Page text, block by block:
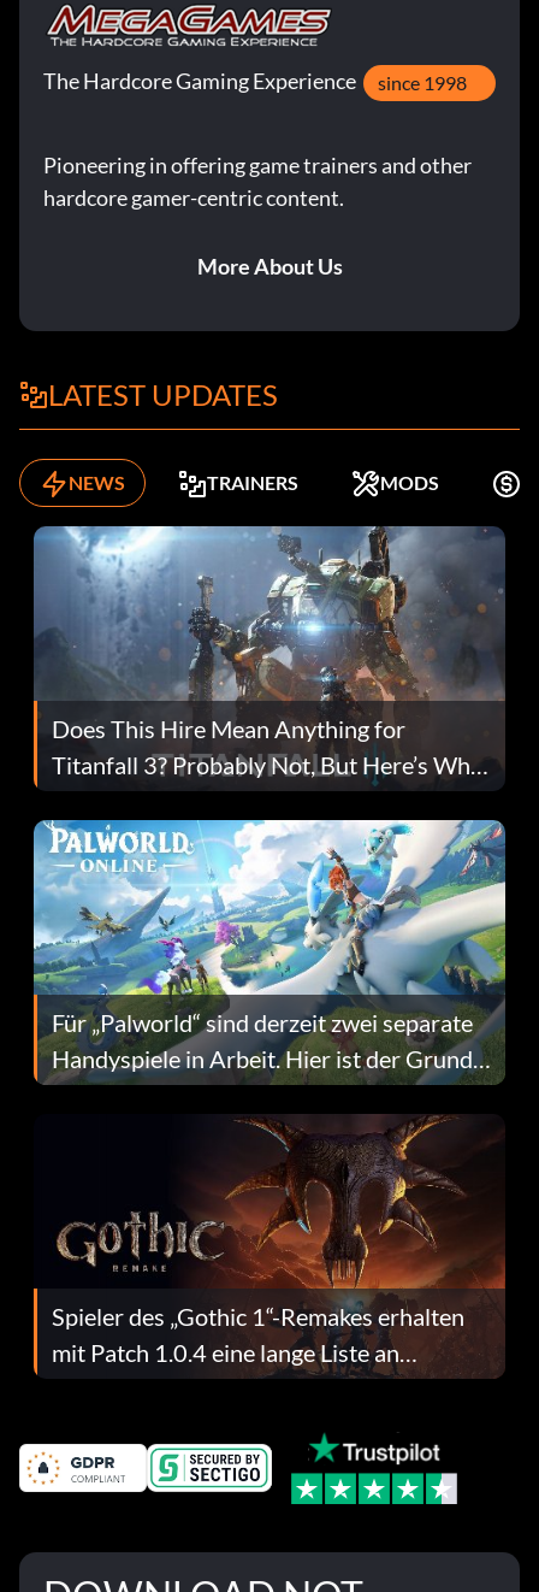
The Hardcore Gaming Experience since 1998
Pioneering in offering game trainers and other
hardcore gamer-centric content.
More About Us
LATEST UPDATES
NEWS TRAINERS MODS
Does This Hire Mean Anything for
Titanfall 3? Probably Not, But Here’s Why
Fans Are Hopeful
Für „Palworld“ sind derzeit zwei separate
Handyspiele in Arbeit. Hier ist der Grund
dafür.
Spieler des „Gothic 1“-Remakes erhalten
mit Patch 1.0.4 eine lange Liste an
Fehlerbehebungen